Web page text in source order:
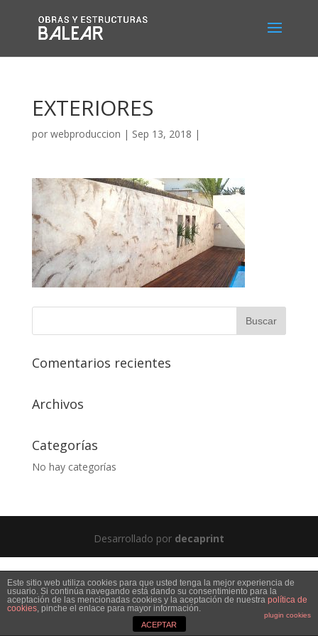
EXTERIORES
por webproduccion | Sep 13, 2018 |
Comentarios recientes
Archivos
Categorías
No hay categorías
Desarrollado por decaprint
Este sitio web utiliza cookies para que usted tenga la mejor experiencia de
usuario. Si continúa navegando está dando su consentimiento para la
aceptación de las mencionadas cookies y la aceptación de nuestra política de
cookies, pinche el enlace para mayor información.
plugin cookies
ACEPTAR